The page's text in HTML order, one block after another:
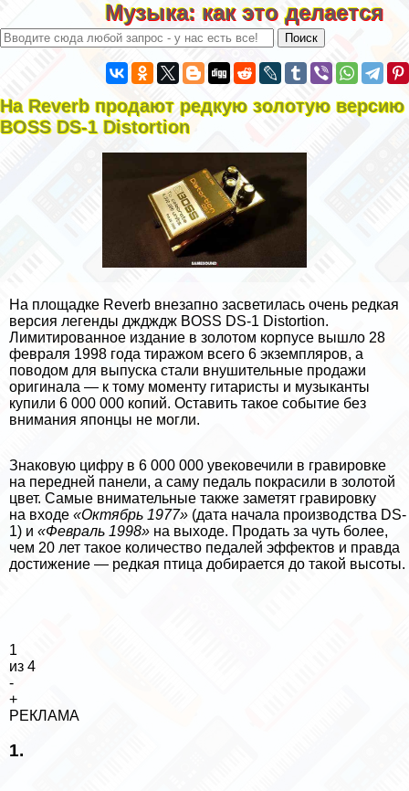
Музыка: как это делается
На Reverb продают редкую золотую версию
BOSS DS-1 Distortion
На площадке Reverb внезапно засветилась очень редкая
версия легенды дждждж BOSS DS-1 Distortion.
Лимитированное издание в золотом корпусе вышло 28
февраля 1998 года тиражом всего 6 экземпляров, а
поводом для выпуска стали внушительные продажи
оригинала — к тому моменту гитаристы и музыканты
купили 6 000 000 копий. Оставить такое событие без
внимания японцы не могли.
Знаковую цифру в 6 000 000 увековечили в гравировке
на передней панели, а саму педаль покрасили в золотой
цвет. Самые внимательные также заметят гравировку
на входе «Октябрь 1977» (дата начала производства DS-
1) и «Февраль 1998» на выходе. Продать за чуть более,
чем 20 лет такое количество педалей эффектов и правда
достижение — редкая птица добирается до такой высоты.
1
из 4
-
+
РЕКЛАМА
1.